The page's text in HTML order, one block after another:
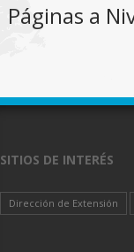
Páginas a
SITIOS DE INTERÉS
Dirección de Extensión